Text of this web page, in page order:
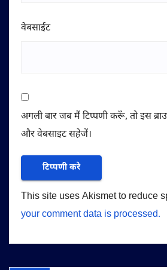
वेबसाईट
अगली बार जब मैं टिप्पणी करूँ, तो इस
और वेबसाइट सहेजें।
This site uses Akismet to reduce
your comment data is processed.